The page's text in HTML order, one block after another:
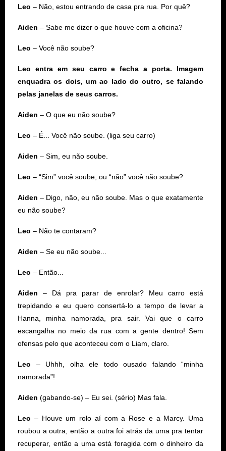
Leo – Não, estou entrando de casa pra rua. Por quê?
Aiden – Sabe me dizer o que houve com a oficina?
Leo – Você não soube?
Leo entra em seu carro e fecha a porta. Imagem
enquadra os dois, um ao lado do outro, se falando
pelas janelas de seus carros.
Aiden – O que eu não soube?
Leo – É... Você não soube. (liga seu carro)
Aiden – Sim, eu não soube.
Leo – “Sim” você soube, ou “não” você não soube?
Aiden – Digo, não, eu não soube. Mas o que exatamente
eu não soube?
Leo – Não te contaram?
Aiden – Se eu não soube...
Leo – Então...
Aiden – Dá pra parar de enrolar? Meu carro está
trepidando e eu quero consertá-lo a tempo de levar a
Hanna, minha namorada, pra sair. Vai que o carro
escangalha no meio da rua com a gente dentro! Sem
ofensas pelo que aconteceu com o Liam, claro.
Leo – Uhhh, olha ele todo ousado falando “minha
namorada”!
Aiden (gabando-se) – Eu sei. (sério) Mas fala.
Leo – Houve um rolo aí com a Rose e a Marcy. Uma
roubou a outra, então a outra foi atrás da uma pra tentar
recuperar, então a uma está foragida com o dinheiro da